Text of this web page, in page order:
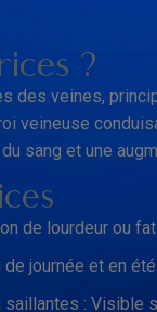
?
des veines,
veineuse
sang et une
de lourdeur ou
journée et en été.
: Visible